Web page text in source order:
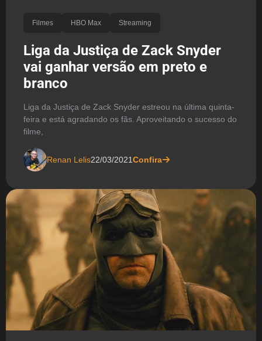
Filmes HBO Max Streaming
Liga da Justiça de Zack Snyder
vai ganhar versão em preto e
branco
Liga da Justiça de Zack Snyder estreou na última quinta-
feira e está agradando os fãs. Aproveitando o sucesso do
filme,
Renan Lelis22/03/2021Confira